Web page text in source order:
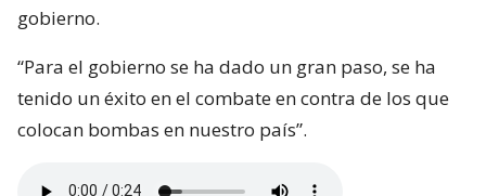
gobierno.
“Para el gobierno se ha dado un gran paso, se ha
tenido un éxito en el combate en contra de los que
colocan bombas en nuestro país”.